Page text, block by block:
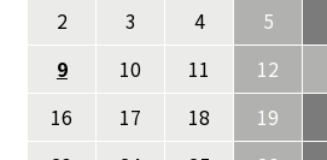
2
3 4 5
9
10 11 12
16
17 18 19